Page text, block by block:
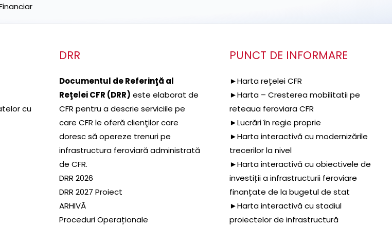
cu
DRR
Documentul de Referinţă al
Reţelei CFR (DRR) este elaborat de
CFR pentru a descrie serviciile pe
care CFR le oferă clienţilor care
doresc să opereze trenuri pe
infrastructura feroviară administrată
de CFR.
DRR 2026
DRR 2027 Proiect
ARHIVĂ
Proceduri Operaționale
PUNCT DE INFORMARE
►Harta rețelei CFR
►Harta – Cresterea mobilitatii pe
reteaua feroviara CFR
►Lucrări în regie proprie
►Harta interactivă cu modernizările
trecerilor la nivel
►Harta interactivă cu obiectivele de
investiții a infrastructurii feroviare
finanțate de la bugetul de stat
►Harta interactivă cu stadiul
proiectelor de infrastructură